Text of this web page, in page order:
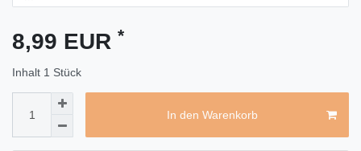
8,99 EUR *
Inhalt 1 Stück
In den Warenkorb